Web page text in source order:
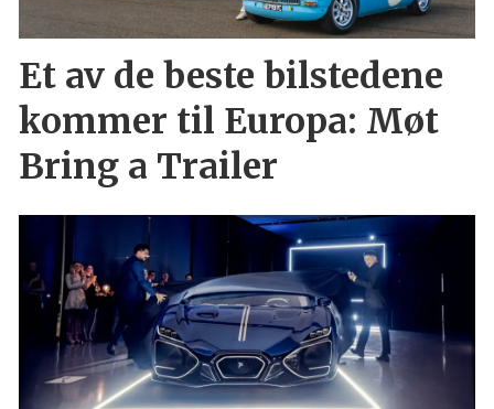
Et av de beste bilstedene
kommer til Europa: Møt
Bring a Trailer